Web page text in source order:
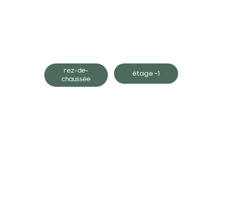
rez-de-
chaussée
étage -1